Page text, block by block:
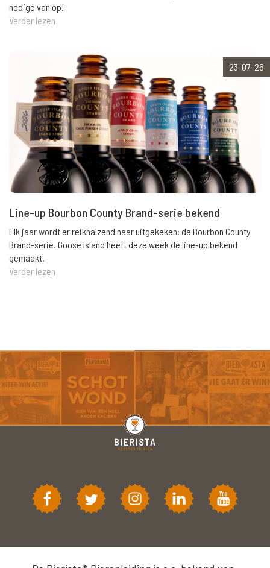
nodige van op!
Verder lezen
23-07-26
Line-up Bourbon County Brand-serie bekend
Elk jaar wordt er reikhalzend naar uitgekeken: de Bourbon County
Brand-serie. Goose Island heeft deze week de line-up bekend
gemaakt.
Verder lezen